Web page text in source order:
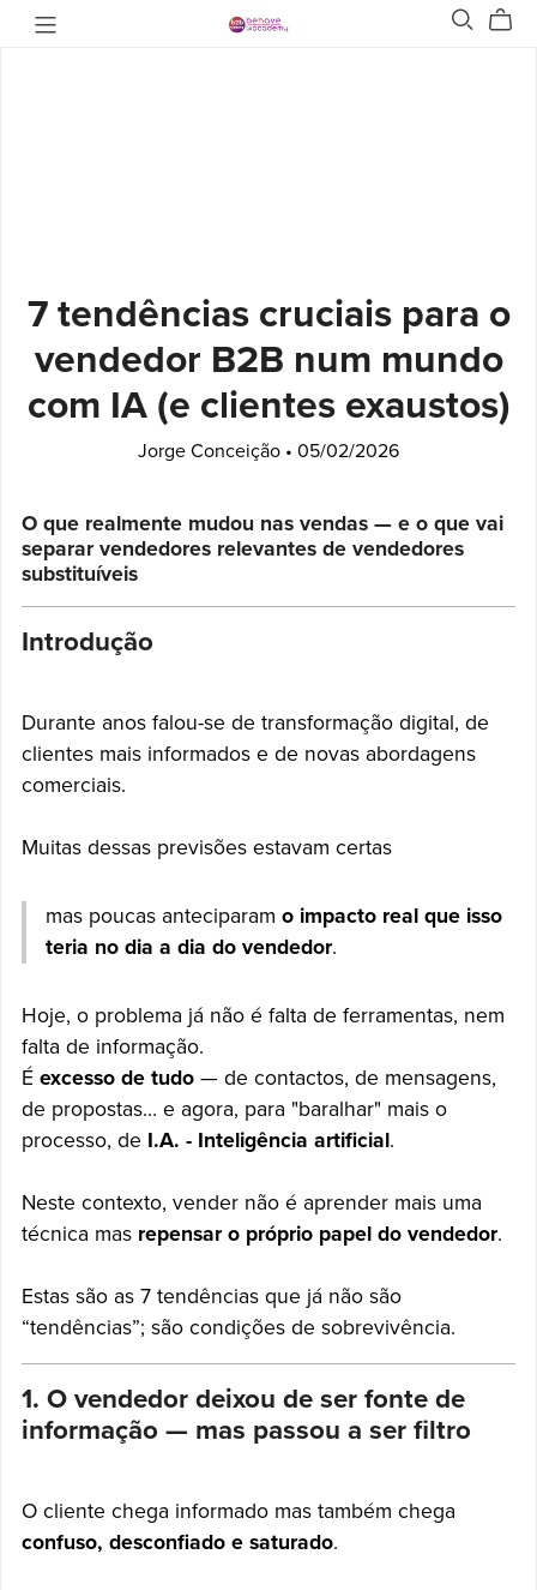
7 tendências cruciais para o
vendedor B2B num mundo
com IA (e clientes exaustos)
Jorge Conceição 05/02/2026
O que realmente mudou nas vendas — e o que vai
separar vendedores relevantes de vendedores
substituíveis
Introdução
Durante anos falou-se de transformação digital, de
clientes mais informados e de novas abordagens
comerciais.
Muitas dessas previsões estavam certas
mas poucas anteciparam o impacto real que isso
teria no dia a dia do vendedor.
Hoje, o problema já não é falta de ferramentas, nem
falta de informação.
É excesso de tudo— de contactos, de mensagens,
de propostas… e agora, para "baralhar" mais o
processo, de I.A. - Inteligência artificial.
Neste contexto, vender não é aprender mais uma
técnica mas repensar o próprio papel do vendedor.
Estas são as 7 tendências que já não são
“tendências”; são condições de sobrevivência.
1. O vendedor deixou de ser fonte de
informação — mas passou a ser filtro
O cliente chega informado mas também chega
confuso, desconfiado e saturado.